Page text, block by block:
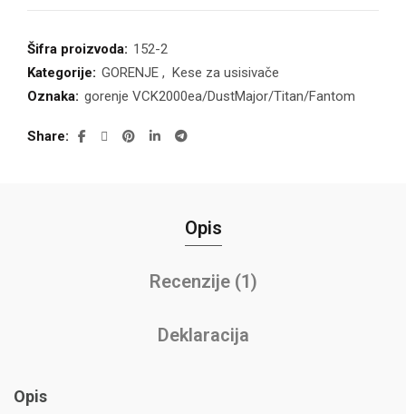
Šifra proizvoda: 152-2
Kategorije: GORENJE , Kese za usisivače
Oznaka: gorenje VCK2000ea/DustMajor/Titan/Fantom
Share
Opis
Recenzije (1)
Deklaracija
Opis